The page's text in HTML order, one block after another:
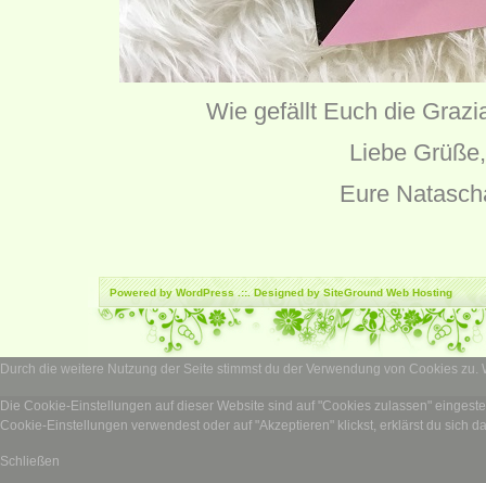
Wie gefällt Euch die
Liebe Grüße,
Eure
Powered byWordPress.::. Designed by SiteGroundWeb Hosting
Durch die weitere Nutzung der Seite stimmst du der Verwendung von Cookies zu.
Die Cookie-Einstellungen auf dieser Website sind auf "Cookies zulassen"
Cookie-Einstellungen verwendest oder auf "Akzeptieren" klickst, erklärst du sich
Schließen